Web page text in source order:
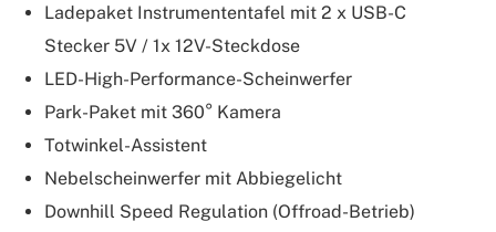
Ladepaket Instrumententafel mit 2 x USB-C
Stecker 5V / 1x 12V-Steckdose
LED-High-Performance-Scheinwerfer
Park-Paket mit 360° Kamera
Totwinkel-Assistent
Nebelscheinwerfer mit Abbiegelicht
Downhill Speed Regulation (Offroad-Betrieb)